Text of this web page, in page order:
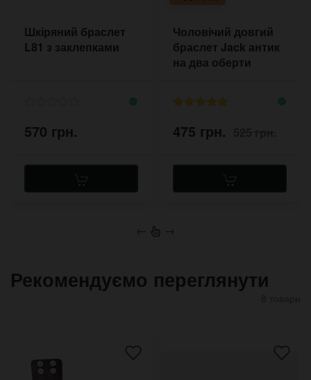
Шкіряний браслет
L81 з заклепками
570 грн.
Чоловічий довгий
браслет Jack антик
на два оберти
475 грн. 525 грн.
← →
Рекомендуємо переглянути